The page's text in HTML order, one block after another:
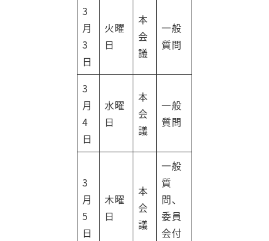
3
月
3
日
火曜
日
本
会
議
一般
質問
3
月
4
日
水曜
日
本
会
議
一般
質問
3
月
5
日
木曜
日
本
会
議
一般
質
問、
委員
会付